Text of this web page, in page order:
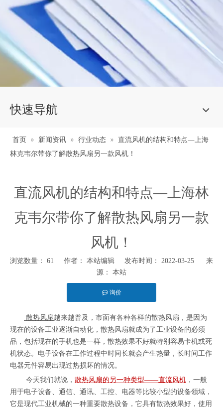
快速导航
首页 » 新闻资讯 » 行业动态 » 直流风机的结构和特点—上海
林克韦尔带你了解散热风扇另一款风机！
直流风机的结构和特点—上海林
克韦尔带你了解散热风扇另一款
风机！
浏览数量： 61 作者： 本站编辑 发布时间： 2022-03-25 来
源： 本站
询价
["facebook","twitter","line","wechat","linkedin","pinterest","whatsapp"]
散热风扇越来越普及，市面有各种各样的散热风扇，是因为
现在的设备工业逐渐自动化，散热风扇就成为了工业设备的必须
品，包括现在的手机也是一样，散热效果不好就特别容易卡机或死
机状态。电子设备在工作过程中时间长就会产生热量，长时间工作
电器元件容易出现过热损坏的情况。
今天我们就说， 散热风扇的另一种类型——直流风机 ，一般
用于电子设备、通信、通讯、工控、电器等比较小型的设备领域，
它是现代工业机械的一种重要散热设备，它具有散热效果好，使用